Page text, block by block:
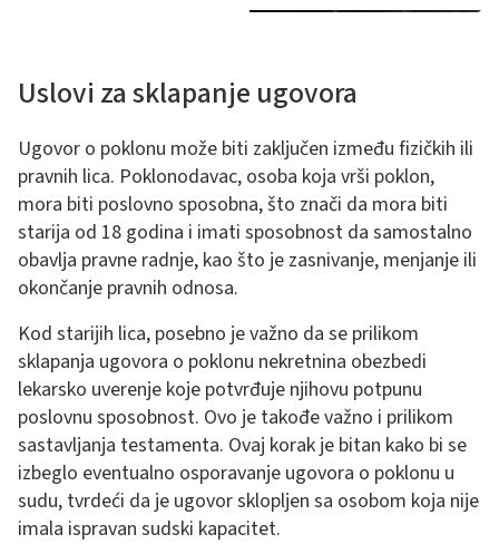
Uslovi za sklapanje ugovora
Ugovor o poklonu može biti zaključen između fizičkih ili
pravnih lica. Poklonodavac, osoba koja vrši poklon,
mora biti poslovno sposobna, što znači da mora biti
starija od 18 godina i imati sposobnost da samostalno
obavlja pravne radnje, kao što je zasnivanje, menjanje ili
okončanje pravnih odnosa.
Kod starijih lica, posebno je važno da se prilikom
sklapanja ugovora o poklonu nekretnina obezbedi
lekarsko uverenje koje potvrđuje njihovu potpunu
poslovnu sposobnost. Ovo je takođe važno i prilikom
sastavljanja testamenta. Ovaj korak je bitan kako bi se
izbeglo eventualno osporavanje ugovora o poklonu u
sudu, tvrdeći da je ugovor sklopljen sa osobom koja nije
imala ispravan sudski kapacitet.